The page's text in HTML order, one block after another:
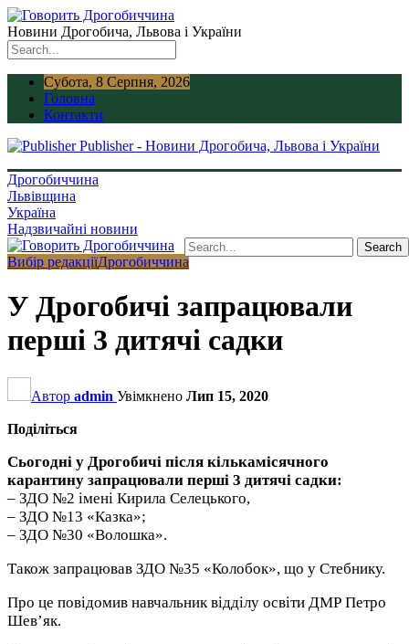
Новини Дрогобича, Львова і України
Субота, 8 Серпня, 2026
Головна
Контакти
Publisher - Новини Дрогобича, Львова і України
Дрогобиччина
Львівщина
Україна
Надзвичайні новини
Вибір редакціїДрогобиччина
У Дрогобичі запрацювали
перші 3 дитячі садки
Автор admin Увімкнено Лип 15, 2020
Поділіться
Сьогодні у Дрогобичі після кількамісячного
карантину запрацювали перші 3 дитячі садки:
– ЗДО №2 імені Кирила Селецького,
– ЗДО №13 «Казка»;
– ЗДО №30 «Волошка».
Також запрацював ЗДО №35 «Колобок», що у Стебнику.
Про це повідомив навчальник відділу освіти ДМР Петро
Шев’як.